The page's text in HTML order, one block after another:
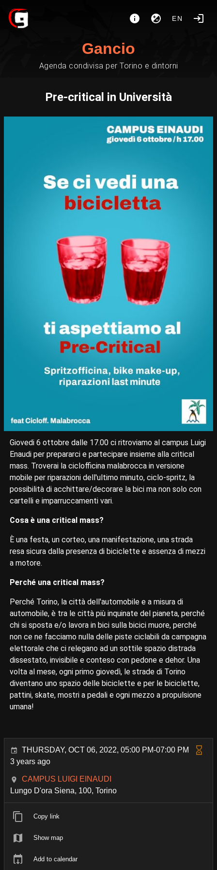
EN
Gancio
Agenda condivisa per Torino e dintorni
Pre-critical in Università
Giovedi 6 ottobre dalle 17.00 ci ritroviamo al campus Luigi
Enaudi per prepararci e partecipare insieme alla critical
mass. Troverai la ciclofficina malabrocca in versione
mobile per riparazioni dell'ultimo minuto, ciclo-spritz, la
possibilità di acchittare/decorare la bici ma non solo con
cartelli e imparruccamenti vari.
Cosa è una critical mass?
È una festa, un corteo, una manifestazione, una strada
resa sicura dalla presenza di biciclette e assenza di mezzi
a motore.
Perché una critical mass?
Perché Torino, la città dell'automobile e a misura di
automobile, è tra le città più inquinate del pianeta, perché
chi si sposta e/o lavora in bici sulla bicici muore, perché
non ce ne facciamo nulla delle piste ciclabili da campagna
elettorale che ci relegano ad un sottile spazio distrada
dissestato, invisibile e conteso con pedone e dehor. Una
volta al mese, ogni primo giovedì, le strade di Torino
diventano uno spazio delle biciclette e per le biciclette,
pattini, skate, mostri a pedali e ogni mezzo a propulsione
umana!
THURSDAY, OCT 06, 2022, 05:00 PM-07:00 PM
3 years ago
CAMPUS LUIGI EINAUDI
Lungo D'ora Siena, 100, Torino
Copy link
Show map
Add to calendar